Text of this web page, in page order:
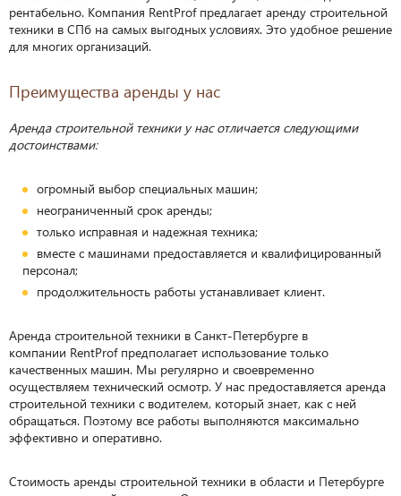
рентабельно. Компания RentProf предлагает аренду строительной
техники в СПб на самых выгодных условиях. Это удобное решение
для многих организаций.
Преимущества аренды у нас
Аренда строительной техники у нас отличается следующими
достоинствами:
огромный выбор специальных машин;
неограниченный срок аренды;
только исправная и надежная техника;
вместе с машинами предоставляется и квалифицированный
персонал;
продолжительность работы устанавливает клиент.
Аренда строительной техники в Санкт-Петербурге в
компании RentProf предполагает использование только
качественных машин. Мы регулярно и своевременно
осуществляем технический осмотр. У нас предоставляется аренда
строительной техники с водителем, который знает, как с ней
обращаться. Поэтому все работы выполняются максимально
эффективно и оперативно.
Стоимость аренды строительной техники в области и Петербурге